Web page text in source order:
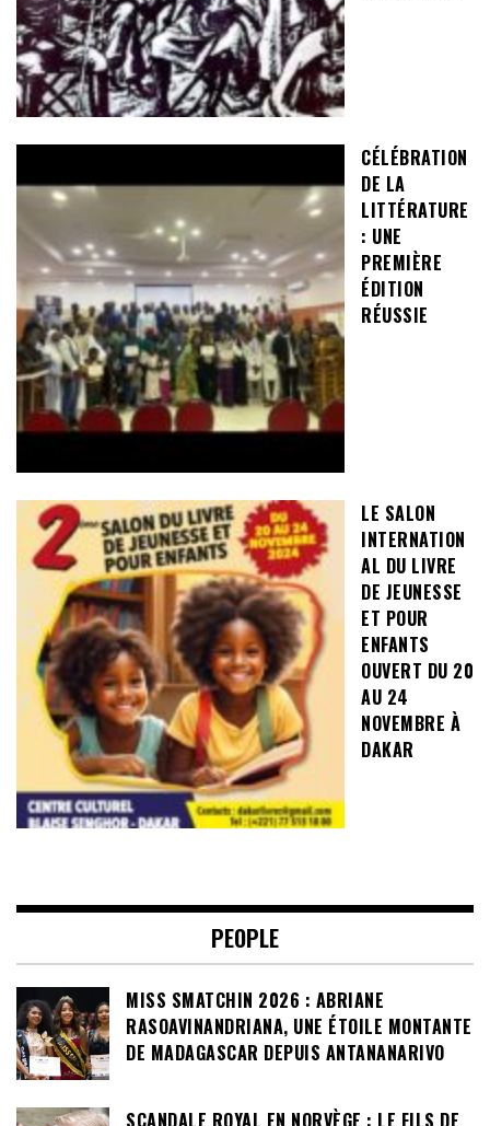
CÉLÉBRATION
DE LA
LITTÉRATURE
: UNE
PREMIÈRE
ÉDITION
RÉUSSIE
LE SALON
INTERNATION
AL DU LIVRE
DE JEUNESSE
ET POUR
ENFANTS
OUVERT DU 20
AU 24
NOVEMBRE À
DAKAR
PEOPLE
MISS SMATCHIN 2026 : ABRIANE
RASOAVINANDRIANA, UNE ÉTOILE MONTANTE
DE MADAGASCAR DEPUIS ANTANANARIVO
SCANDALE ROYAL EN NORVÈGE : LE FILS DE